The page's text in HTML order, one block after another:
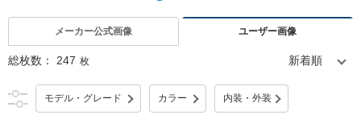
メーカー公式画像 ユーザー画像
総枚数： 247 枚
モデル・グレード カラー 内装・外装